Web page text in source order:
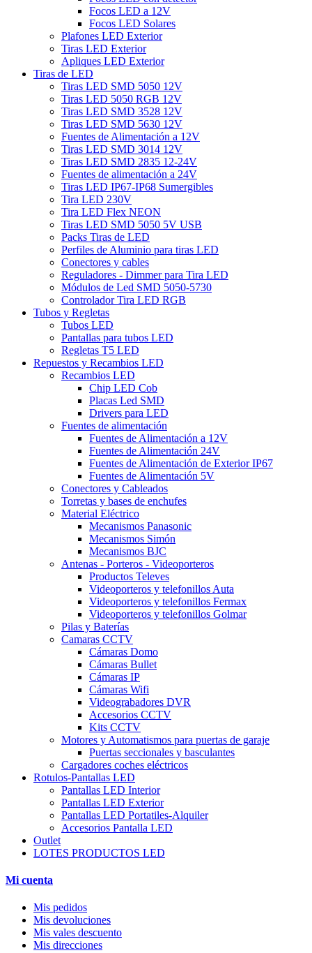
Focos LED a 12V
Focos LED Solares
Plafones LED Exterior
Tiras LED Exterior
Apliques LED Exterior
Tiras de LED
Tiras LED SMD 5050 12V
Tiras LED 5050 RGB 12V
Tiras LED SMD 3528 12V
Tiras LED SMD 5630 12V
Fuentes de Alimentación a 12V
Tiras LED SMD 3014 12V
Tiras LED SMD 2835 12-24V
Fuentes de alimentación a 24V
Tiras LED IP67-IP68 Sumergibles
Tira LED 230V
Tira LED Flex NEON
Tiras LED SMD 5050 5V USB
Packs Tiras de LED
Perfiles de Aluminio para tiras LED
Conectores y cables
Reguladores - Dimmer para Tira LED
Módulos de Led SMD 5050-5730
Controlador Tira LED RGB
Tubos y Regletas
Tubos LED
Pantallas para tubos LED
Regletas T5 LED
Repuestos y Recambios LED
Recambios LED
Chip LED Cob
Placas Led SMD
Drivers para LED
Fuentes de alimentación
Fuentes de Alimentación a 12V
Fuentes de Alimentación 24V
Fuentes de Alimentación de Exterior IP67
Fuentes de Alimentación 5V
Conectores y Cableados
Torretas y bases de enchufes
Material Eléctrico
Mecanismos Panasonic
Mecanismos Simón
Mecanismos BJC
Antenas - Porteros - Videoporteros
Productos Televes
Videoporteros y telefonillos Auta
Videoporteros y telefonillos Fermax
Videoporteros y telefonillos Golmar
Pilas y Baterías
Camaras CCTV
Cámaras Domo
Cámaras Bullet
Cámaras IP
Cámaras Wifi
Videograbadores DVR
Accesorios CCTV
Kits CCTV
Motores y Automatismos para puertas de garaje
Puertas seccionales y basculantes
Cargadores coches eléctricos
Rotulos-Pantallas LED
Pantallas LED Interior
Pantallas LED Exterior
Pantallas LED Portatiles-Alquiler
Accesorios Pantalla LED
Outlet
LOTES PRODUCTOS LED
Mi cuenta
Mis pedidos
Mis devoluciones
Mis vales descuento
Mis direcciones